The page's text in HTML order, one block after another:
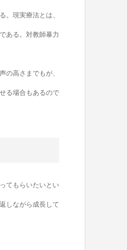
。現実療法とは、
ある。対教師暴力
高さまでもが、
る場合もあるので
てもらいたいとい
しながら成長して